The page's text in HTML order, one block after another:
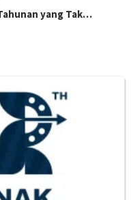
yang Tak…